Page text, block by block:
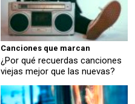
Canciones que marcan
¿Por qué recuerdas canciones
viejas mejor que las nuevas?